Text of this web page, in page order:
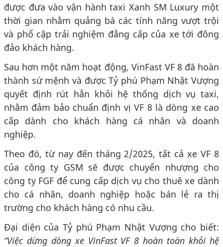
được đưa vào vận hành taxi Xanh SM Luxury một
thời gian nhằm quảng bá các tính năng vượt trội
và phổ cập trải nghiệm đẳng cấp của xe tới đông
đảo khách hàng.
Sau hơn một năm hoạt động, VinFast VF 8 đã hoàn
thành sứ mệnh và được Tỷ phú Phạm Nhật Vượng
quyết định rút hẳn khỏi hệ thống dịch vụ taxi,
nhằm đảm bảo chuẩn định vị VF 8 là dòng xe cao
cấp dành cho khách hàng cá nhân và doanh
nghiệp.
Theo đó, từ nay đến tháng 2/2025, tất cả xe VF 8
của công ty GSM sẽ được chuyển nhượng cho
công ty FGF để cung cấp dịch vụ cho thuê xe dành
cho cá nhân, doanh nghiệp hoặc bán lẻ ra thị
trường cho khách hàng có nhu cầu.
Đại diện của Tỷ phú Phạm Nhật Vượng cho biết:
“Việc dừng dòng xe VinFast VF 8 hoàn toàn khỏi hệ